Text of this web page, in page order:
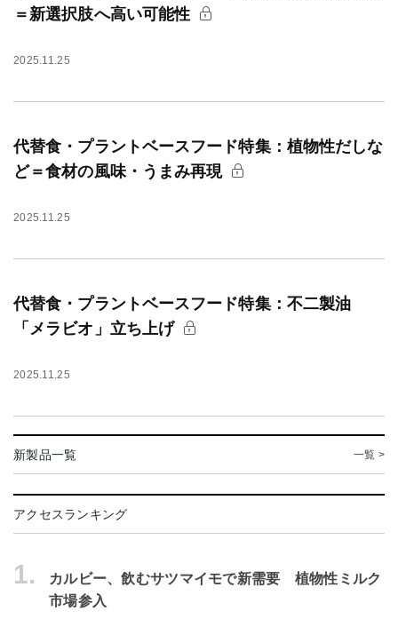
＝新選択肢へ高い可能性
2025.11.25
代替食・プラントベースフード特集：植物性だしな
ど＝食材の風味・うまみ再現
2025.11.25
代替食・プラントベースフード特集：不二製油
「メラビオ」立ち上げ
2025.11.25
新製品一覧 一覧 >
アクセスランキング
1.
カルビー、飲むサツマイモで新需要 植物性ミルク
市場参入